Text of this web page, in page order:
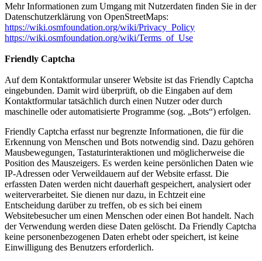
Mehr Informationen zum Umgang mit Nutzerdaten finden Sie in der
Datenschutzerklärung von OpenStreetMaps:
https://wiki.osmfoundation.org/wiki/Privacy_Policy
https://wiki.osmfoundation.org/wiki/Terms_of_Use
Friendly Captcha
Auf dem Kontaktformular unserer Website ist das Friendly Captcha
eingebunden. Damit wird überprüft, ob die Eingaben auf dem
Kontaktformular tatsächlich durch einen Nutzer oder durch
maschinelle oder automatisierte Programme (sog. „Bots“) erfolgen.
Friendly Captcha erfasst nur begrenzte Informationen, die für die
Erkennung von Menschen und Bots notwendig sind. Dazu gehören
Mausbewegungen, Tastaturinteraktionen und möglicherweise die
Position des Mauszeigers. Es werden keine persönlichen Daten wie
IP-Adressen oder Verweildauern auf der Website erfasst. Die
erfassten Daten werden nicht dauerhaft gespeichert, analysiert oder
weiterverarbeitet. Sie dienen nur dazu, in Echtzeit eine
Entscheidung darüber zu treffen, ob es sich bei einem
Websitebesucher um einen Menschen oder einen Bot handelt. Nach
der Verwendung werden diese Daten gelöscht. Da Friendly Captcha
keine personenbezogenen Daten erhebt oder speichert, ist keine
Einwilligung des Benutzers erforderlich.